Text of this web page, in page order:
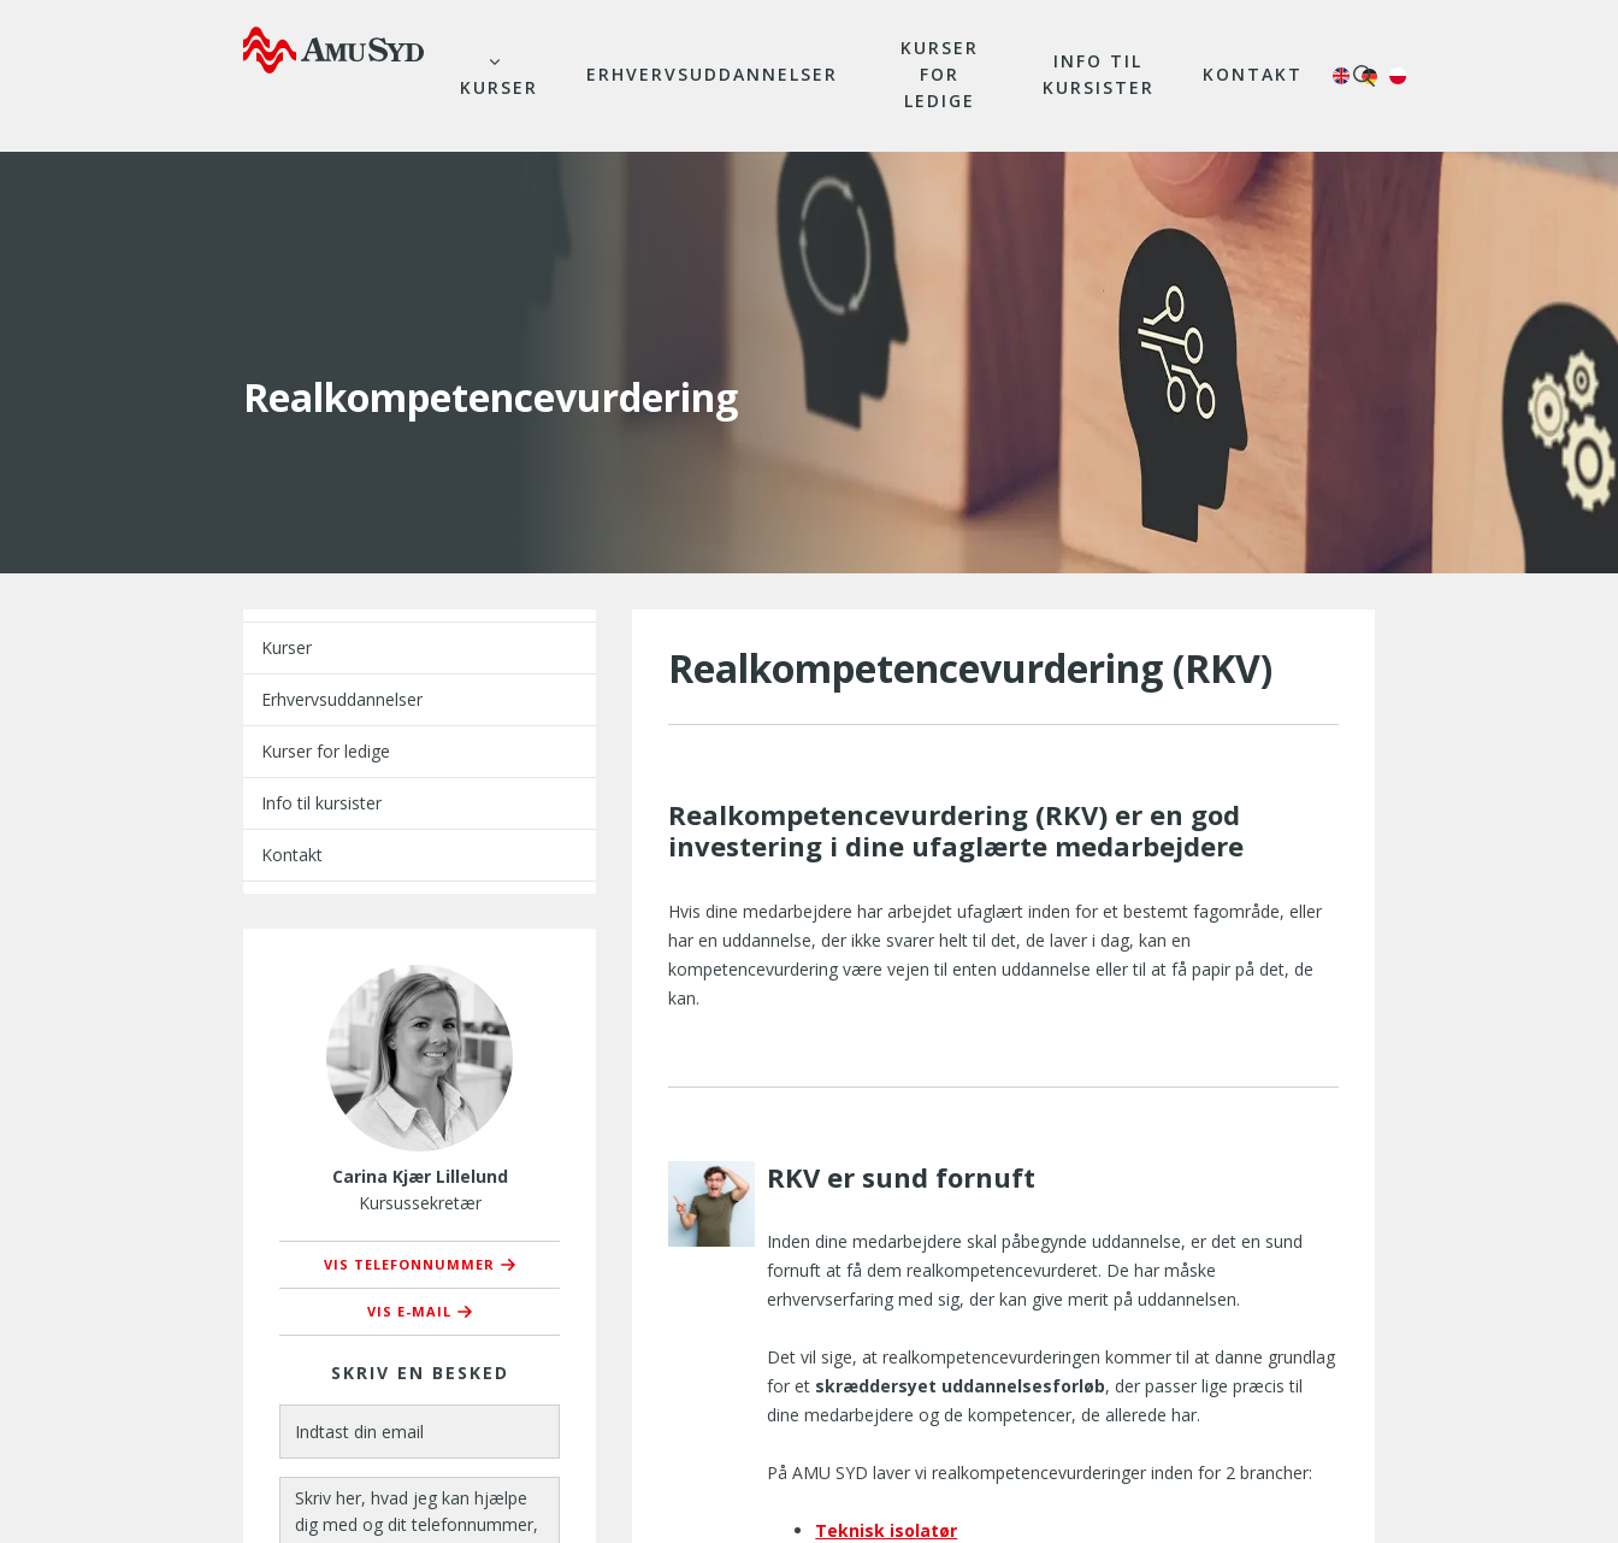
KURSER
ERHVERVSUDDANNELSER
KURSER
FOR
LEDIGE
INFO TIL
KURSISTER
KONTAKT
Realkompetencevurdering
Kurser
Erhvervsuddannelser
Kurser for ledige
Info til kursister
Kontakt
Carina Kjær Lillelund
Kursussekretær
VIS TELEFONNUMMER
76 37 37 44
VIS E-MAIL
ckl@amusyd.dk
SKRIV EN BESKED
Realkompetencevurdering (RKV)
Realkompetencevurdering (RKV) er en god
investering i dine ufaglærte medarbejdere
Hvis dine medarbejdere har arbejdet ufaglært inden for et bestemt fagområde, eller
har en uddannelse, der ikke svarer helt til det, de laver i dag, kan en
kompetencevurdering være vejen til enten uddannelse eller til at få papir på det, de
kan.
RKV er sund fornuft
Inden dine medarbejdere skal påbegynde uddannelse, er det en sund
fornuft at få dem realkompetencevurderet. De har måske
erhvervserfaring med sig, der kan give merit på uddannelsen.
Det vil sige, at realkompetencevurderingen kommer til at danne grundlag
for et skræddersyet uddannelsesforløb, der passer lige præcis til
dine medarbejdere og de kompetencer, de allerede har.
På AMU SYD laver vi realkompetencevurderinger inden for 2 brancher:
Teknisk isolatør